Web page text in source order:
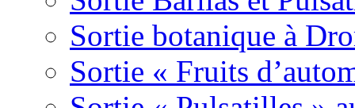
Sortie botanique à
Sortie « Fruits